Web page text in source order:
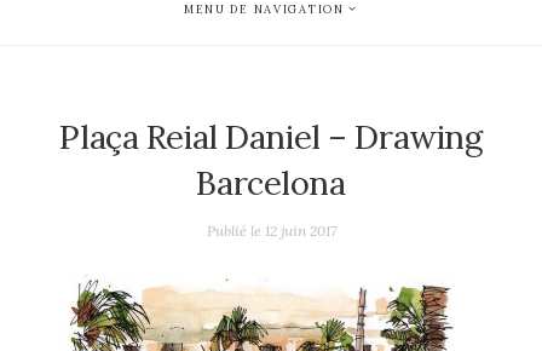
MENU DE NAVIGATION
Plaça Reial Daniel – Drawing
Barcelona
Publié le 12 juin 2017